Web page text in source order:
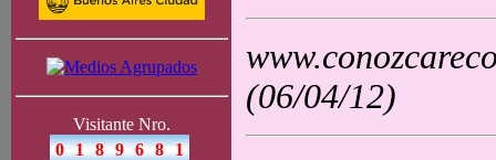
Visitante Nro.
(06/04/12)